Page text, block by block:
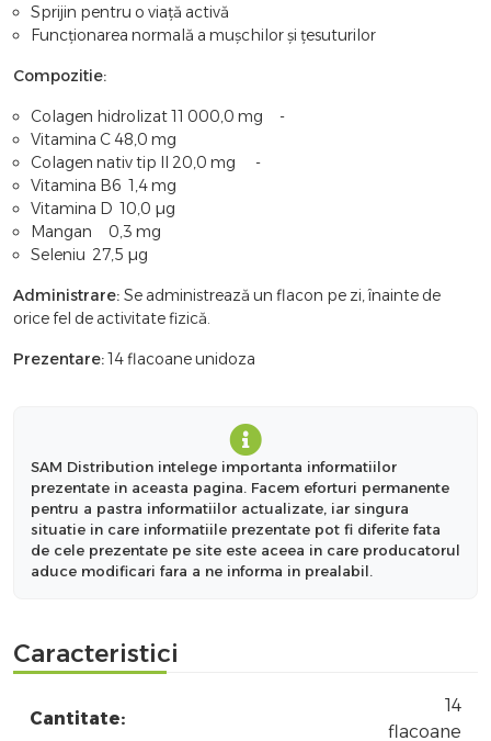
Sprijin pentru o viață activă
Funcționarea normală a mușchilor și țesuturilor
Compozitie:
Colagen hidrolizat 11 000,0 mg -
Vitamina C 48,0 mg
Colagen nativ tip II 20,0 mg -
Vitamina B6 1,4 mg
Vitamina D 10,0 µg
Mangan 0,3 mg
Seleniu 27,5 µg
Administrare: Se administrează un flacon pe zi, înainte de
orice fel de activitate fizică.
Prezentare:14 flacoane unidoza
SAM Distribution intelege importanta informatiilor
prezentate in aceasta pagina. Facem eforturi permanente
pentru a pastra informatiilor actualizate, iar singura
situatie in care informatiile prezentate pot fi diferite fata
de cele prezentate pe site este aceea in care producatorul
aduce modificari fara a ne informa in prealabil.
Caracteristici
Cantitate:
14
flacoane